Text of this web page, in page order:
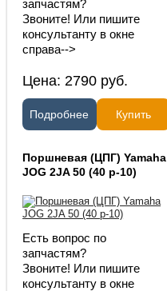
запчастям?
Звоните! Или пишите
консультанту в окне
справа-->
Цена: 2790 руб.
Подробнее Купить
Поршневая (ЦПГ) Yamaha
JOG 2JA 50 (40 p-10)
Есть вопрос по
запчастям?
Звоните! Или пишите
консультанту в окне